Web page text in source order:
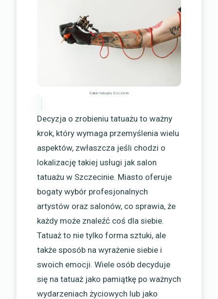
Salon tatuażu Szczecin
Decyzja o zrobieniu tatuażu to ważny
krok, który wymaga przemyślenia wielu
aspektów, zwłaszcza jeśli chodzi o
lokalizację takiej usługi jak salon
tatuażu w Szczecinie. Miasto oferuje
bogaty wybór profesjonalnych
artystów oraz salonów, co sprawia, że
każdy może znaleźć coś dla siebie.
Tatuaż to nie tylko forma sztuki, ale
także sposób na wyrażenie siebie i
swoich emocji. Wiele osób decyduje
się na tatuaż jako pamiątkę po ważnych
wydarzeniach życiowych lub jako